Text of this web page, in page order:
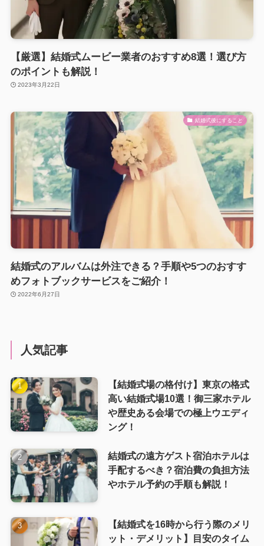
【厳選】結婚式ムービー業者のおすすめ8選！選び方
のポイントも解説！
2023年3月22日
結婚式後にすること
結婚式のアルバムは外注できる？手順や5つのおすす
めフォトブックサービスをご紹介！
2022年6月27日
人気記事
【結婚式場の格付け】東京の格式
高い結婚式場10選！御三家ホテル
や歴史ある会場での極上ウエディ
ング！
結婚式の遠方ゲスト宿泊ホテルは
手配するべき？宿泊費の負担方法
やホテル予約の手順も解説！
【結婚式を16時から行う際のメリ
ット・デメリット】目安のタイム